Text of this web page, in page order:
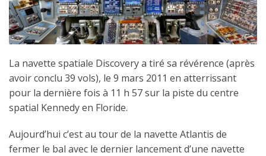
La navette spatiale Discovery a tiré sa révérence (après
avoir conclu 39 vols), le 9 mars 2011 en atterrissant
pour la dernière fois à 11 h 57 sur la piste du centre
spatial Kennedy en Floride.
Aujourd’hui c’est au tour de la navette Atlantis de
fermer le bal avec le dernier lancement d’une navette